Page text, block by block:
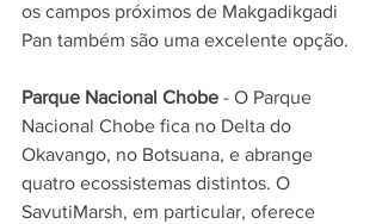
os campos próximos de Makgadikgadi
Pan também são uma excelente opção.
Parque Nacional Chobe - O Parque
Nacional Chobe fica no Delta do
Okavango, no Botsuana, e abrange
quatro ecossistemas distintos. O
SavutiMarsh, em particular, oferece